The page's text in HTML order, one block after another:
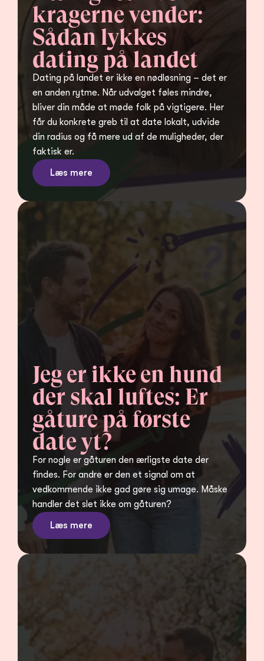
kragerne vender:
Sådan lykkes
dating på landet
Dating på landet er ikke en nødløsning – det er
en anden rytme. Når udvalget føles mindre,
bliver din måde at møde folk på vigtigere. Her
får du konkrete greb til at date lokalt, udvide
din radius og få mere ud af de muligheder, der
faktisk er.
Læs mere
Jeg er ikke en hund
der skal luftes: Er
gåture på første
date yt?
For nogle er gåturen den ærligste date der
findes. For andre er den et signal om at
vedkommende ikke gad gøre sig umage. Måske
handler det slet ikke om gåturen?
Læs mere